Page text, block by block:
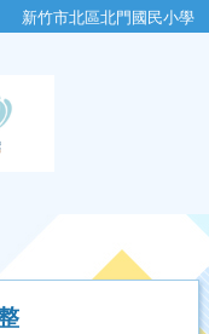
新竹市北區北門國民小學